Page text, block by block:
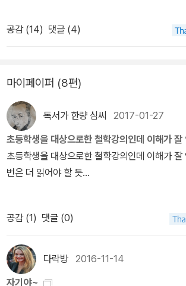
방법이란 없습니다.”(21쪽) 이후에 낭시가 말하
서 가장 중요한 단어는 ‘열림l'ouverture’인 듯하
그러니까 거대하고 끝없는 무언가를 느끼고 더
증오, 어떤 힘이나 나약함을 느낄 때, 이런 모든
는 것을 끊임없이 초월하는 무언가가 있습니다.
자아, 인격, 자질, 지위, 그러니까 세계의 어딘가
존재 방식과 더불어서 나타납니다. 이런 모든 것
니다. 유일신을 섬기는 세 종교에서의 신과, 다른
것 외에 다른 무언가를 제시하지는 않습니다.
(이슬람)이다. 낭시는 이 세 가지가 우리에게 하
준다고 말한다. 이때의 하늘은 “거대하게 열려 있
런 가능성의 공간”(31쪽)이다. 아마 낭시는 ‘열
한한 가능성을 이야기하고 싶었는지도 모르겠
을 빌려 “인간은 끊임없이 인간을 초월한다”(33
나는 어린 시절 교회를 다닌 것 외에는 종교생활
공감 (14) 댓글 (4)
마이페이퍼 (8편)
독서가 한량 심씨 2017-01-27
초등학생을 대상으로한 철학강의인데 이해가 잘
초등학생을 대상으로한 철학강의인데 이해가
번은 더 읽어야 할 듯...
공감 (1) 댓글 (0)
다락방 2016-11-14
자기야~